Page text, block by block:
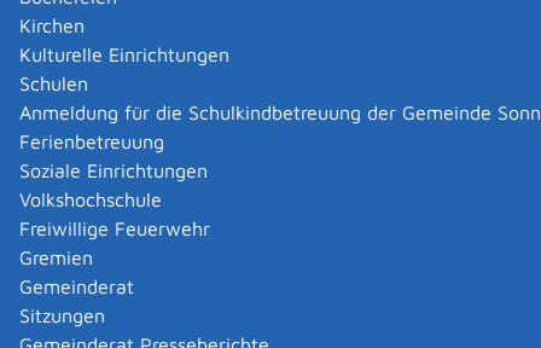
Kirchen
Kulturelle Einrichtungen
Schulen
Anmeldung für die Schulkindbetreuung der Gemeinde
Ferienbetreuung
Soziale Einrichtungen
Volkshochschule
Freiwillige Feuerwehr
Gremien
Gemeinderat
Sitzungen
Wahlhelfer oder Wahlhelferinnen
müssen ihr Amt unparteiisch wahrnehmen,
Beispiel dürfen sie während ihrer Tätigkeit kein
Zeichen sichtbar tragen, das auf ihre politische
Überzeugung hinweist,
sind zur Verschwiegenheit verpflichtet. Sie müssen
über die bei ihrer amtlichen Tätigkeit bekannt
gewordenen Angelegenheiten schweigen und
dürfen in Ausübung ihres Amtes ihr Gesicht nicht
verhüllen.